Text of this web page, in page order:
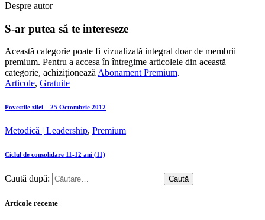
Despre autor
S-ar putea să te intereseze
Această categorie poate fi vizualizată integral doar de membrii
premium. Pentru a accesa în întregime articolele din această
categorie, achiziționeazăAbonament Premium.
Articole, Gratuite
Povestile zilei – 25 Octombrie 2012
Metodică | Leadership, Premium
Ciclul de consolidare 11-12 ani (11)
Caută după:
Articole recente